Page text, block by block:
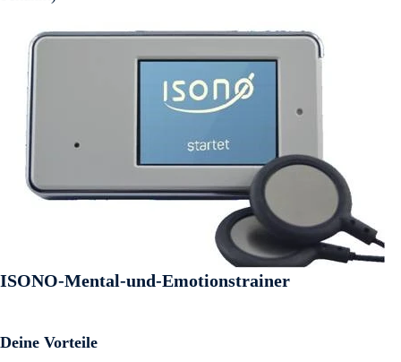
ISONO-Mental-und-Emotionstrainer
Deine Vorteile